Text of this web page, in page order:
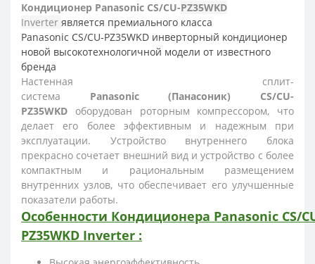
Кондиционер Panasonic CS/CU-PZ35WKD
Inverter является премиального класса
Panasonic CS/CU-PZ35WKD инверторный кондиционер
новой высокотехнологичной модели от известного
бренда
Настенная сплит-
система Panasonic (Панасоник) CS/CU-
PZ35WKD оборудован роторным компрессором, что
делает его более эффективным и надежным при
эксплуатации. Устройство внутреннего блока
прекрасно сочетает внешний вид и устройство с более
компактным и рациональным размещением
внутренних узлов, что обеспечивает его улучшенные
показатели работы.
Особенности Кондиционера Panasonic CS/
PZ35WKD Inverter :